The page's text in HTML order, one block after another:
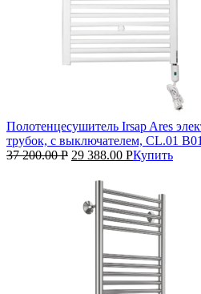
Полотенцесушитель Irsap Ares
трубок, с выключателем, CL.01
37 200.00Р 29 388.00 РКупить